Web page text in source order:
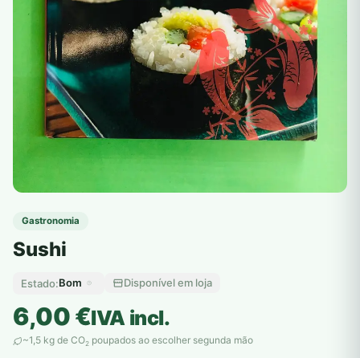
Gastronomia
Sushi
Estado:Bom Disponível em loja
6,00€IVA incl.
~1,5 kg de CO2 poupados ao escolher segunda mão